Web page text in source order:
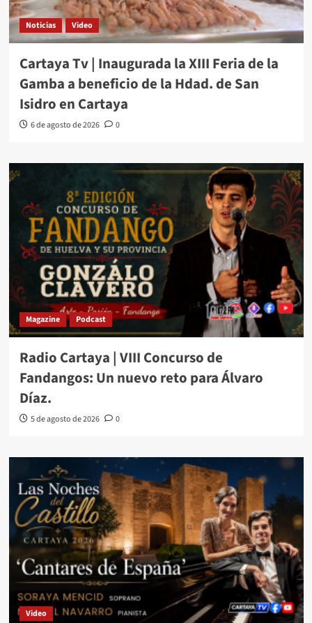
Noticias Video
Cartaya Tv | Inaugurada la XIII Feria de la
Gamba a beneficio de la Hdad. de San
Isidro en Cartaya
6 de agosto de 2026 0
Magazine Podcast
Radio Cartaya | VIII Concurso de
Fandangos: Un nuevo reto para Álvaro
Díaz.
5 de agosto de 2026 0
Video